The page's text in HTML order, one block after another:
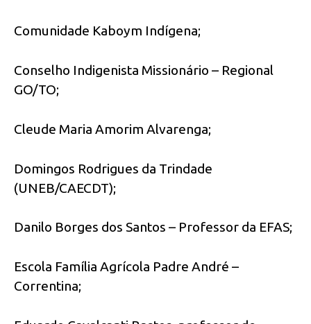
Comunidade Kaboym Indígena;
Conselho Indigenista Missionário – Regional
GO/TO;
Cleude Maria Amorim Alvarenga;
Domingos Rodrigues da Trindade
(UNEB/CAECDT);
Danilo Borges dos Santos – Professor da EFAS;
Escola Família Agrícola Padre André –
Correntina;